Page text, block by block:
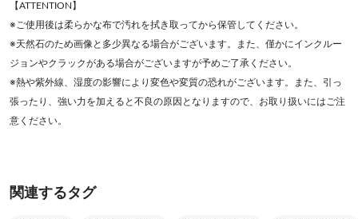
【ATTENTION】
※ご使用後は柔らかな布で汚れを拭き取ってから保管してください。
※天然石のため画像と多少異なる場合がございます。また、僅かにインクルー
ジョンやクラックがある場合がございますが予めご了承ください。
※熱や紫外線、湿度の影響により変色や変質の恐れがございます。また、引っ
張ったり、強い力を加えると不良の原因となりますので、お取り扱いにはご注
意ください。
関連するタグ